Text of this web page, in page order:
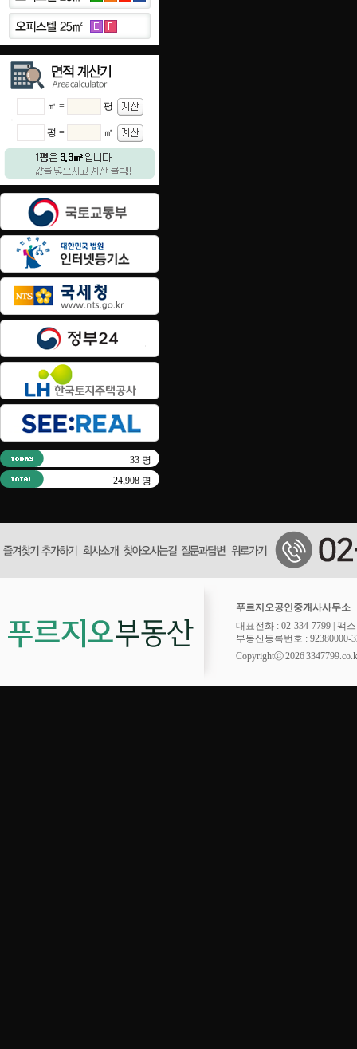
㎡ = 평
평 = ㎡
33 명
24,908 명
푸르지오공인중개사사무소
대표전화 : 02-334-7799 | 팩스
부동산등록번호 : 92380000-
Copyrightⓒ 2026